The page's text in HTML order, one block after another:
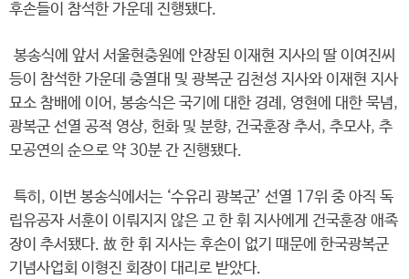
후손들이 참석한 가운데 진행됐다.
봉송식에 앞서 서울현충원에 안장된 이재현 지사의 딸 이여진씨
등이 참석한 가운데 충열대 및 광복군 김천성 지사와 이재현 지사
묘소 참배에 이어, 봉송식은 국기에 대한 경례, 영현에 대한 묵념,
광복군 선열 공적 영상, 헌화 및 분향, 건국훈장 추서, 추모사, 추
모공연의 순으로 약 30분 간 진행됐다.
특히, 이번 봉송식에서는 ‘수유리 광복군’ 선열 17위 중 아직 독
립유공자 서훈이 이뤄지지 않은 고 한 휘 지사에게 건국훈장 애족
장이 추서됐다. 故 한 휘 지사는 후손이 없기 때문에 한국광복군
기념사업회 이형진 회장이 대리로 받았다.